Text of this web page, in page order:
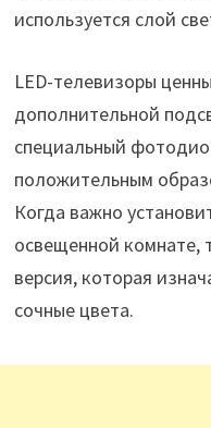
используется слой
LED-телевизоры
дополнительной
специальный
положительным
Когда важно
освещенной комнате,
версия, которая
сочные цвета.